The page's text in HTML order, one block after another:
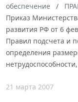
обеспечение
Приказ
развития РФ от 6
Правил подсчета и
определения
21 марта 2007